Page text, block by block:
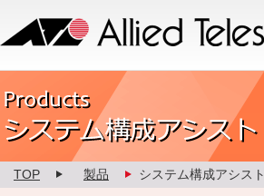
Product カスタマイズ
TOP 製品 システム構成アシスト